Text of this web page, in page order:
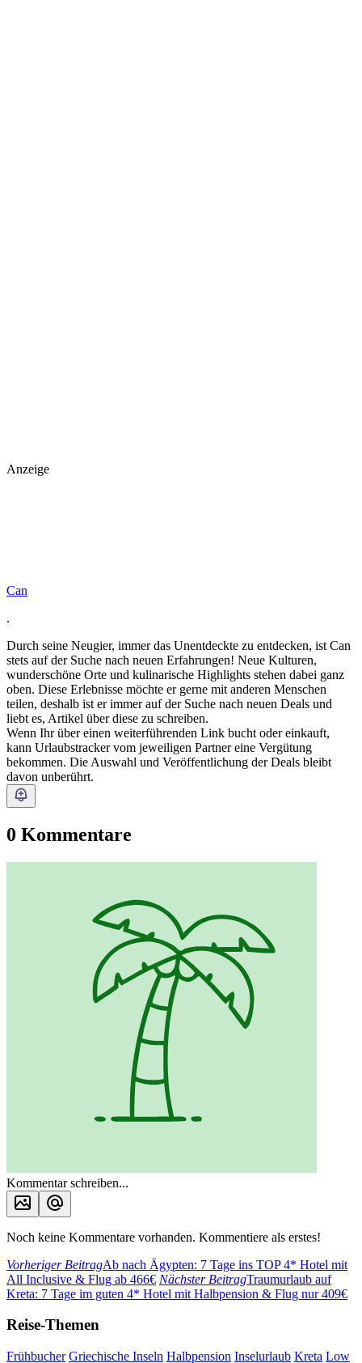
Anzeige
Can
.
Durch seine Neugier, immer das Unentdeckte zu entdecken, ist Can
stets auf der Suche nach neuen Erfahrungen! Neue Kulturen,
wunderschöne Orte und kulinarische Highlights stehen dabei ganz
oben. Diese Erlebnisse möchte er gerne mit anderen Menschen
teilen, deshalb ist er immer auf der Suche nach neuen Deals und
liebt es, Artikel über diese zu schreiben.
Wenn Ihr über einen weiterführenden Link bucht oder einkauft,
kann Urlaubstracker vom jeweiligen Partner eine Vergütung
bekommen. Die Auswahl und Veröffentlichung der Deals bleibt
davon unberührt.
0 Kommentare
Kommentar schreiben...
Noch keine Kommentare vorhanden. Kommentiere als erstes!
Vorheriger BeitragAb nach Ägypten: 7 Tage ins TOP 4* Hotel mit
All Inclusive & Flug ab 466€ Nächster BeitragTraumurlaub auf
Kreta: 7 Tage im guten 4* Hotel mit Halbpension & Flug nur 409€
Reise-Themen
Frühbucher Griechische Inseln Halbpension Inselurlaub Kreta Low